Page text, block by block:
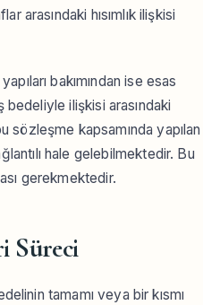
arasındaki hısımlık ilişkisi
bakımından ise esas
bedeliyle ilişkisi arasındaki
sözleşme kapsamında yapılan
hale gelebilmektedir. Bu
gerekmektedir.
Süreci
tamamı veya bir kısmı